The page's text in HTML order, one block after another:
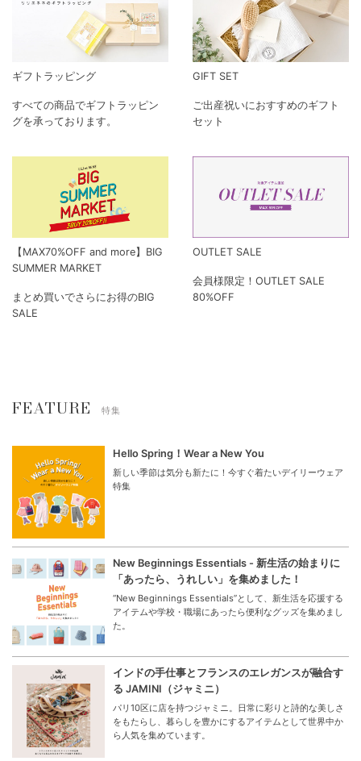
ギフトラッピング
すべての商品でギフトラッピン
グを承っております。
GIFT SET
ご出産祝いにおすすめのギフト
セット
【MAX70%OFF and more】BIG
SUMMER MARKET
まとめ買いでさらにお得のBIG
SALE
OUTLET SALE
会員様限定！OUTLET SALE
80%OFF
FEATURE 特集
Hello Spring！Wear a New You
新しい季節は気分も新たに！今すぐ着たいデイリーウェア
特集
New Beginnings Essentials - 新生活の始まりに
「あったら、うれしい」を集めました！
“New Beginnings Essentials”として、新生活を応援する
アイテムや学校・職場にあったら便利なグッズを集めまし
た。
インドの手仕事とフランスのエレガンスが融合す
る JAMINI（ジャミニ）
パリ10区に店を持つジャミニ。日常に彩りと詩的な美しさ
をもたらし、暮らしを豊かにするアイテムとして世界中か
ら人気を集めています。